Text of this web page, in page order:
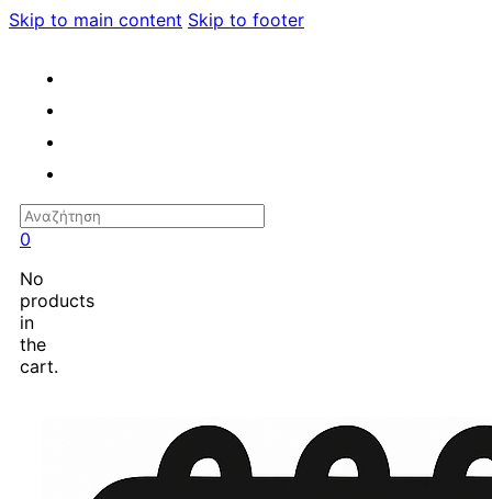
Skip to main content Skip to footer
Search
0
No
products
in
the
cart.